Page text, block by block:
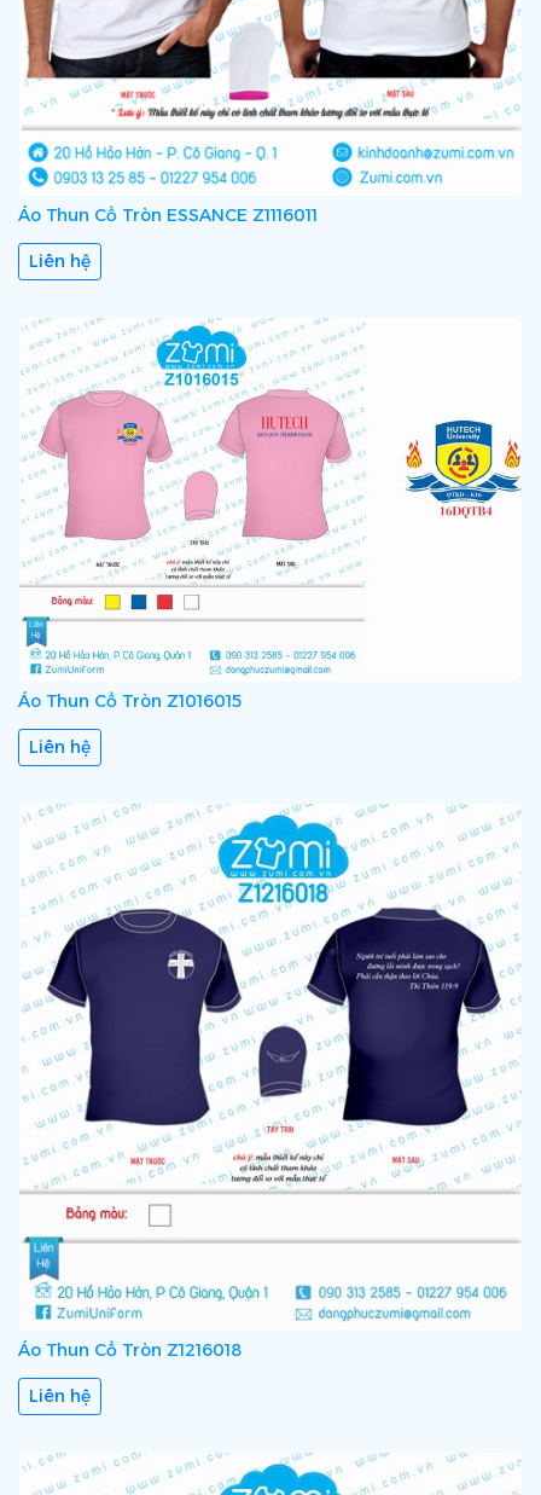
Áo Thun Cổ Tròn ESSANCE Z1116011
Liên hệ
Áo Thun Cổ Tròn Z1016015
Liên hệ
Áo Thun Cổ Tròn Z1216018
Liên hệ